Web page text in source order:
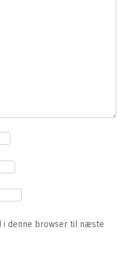
i denne browser til næste